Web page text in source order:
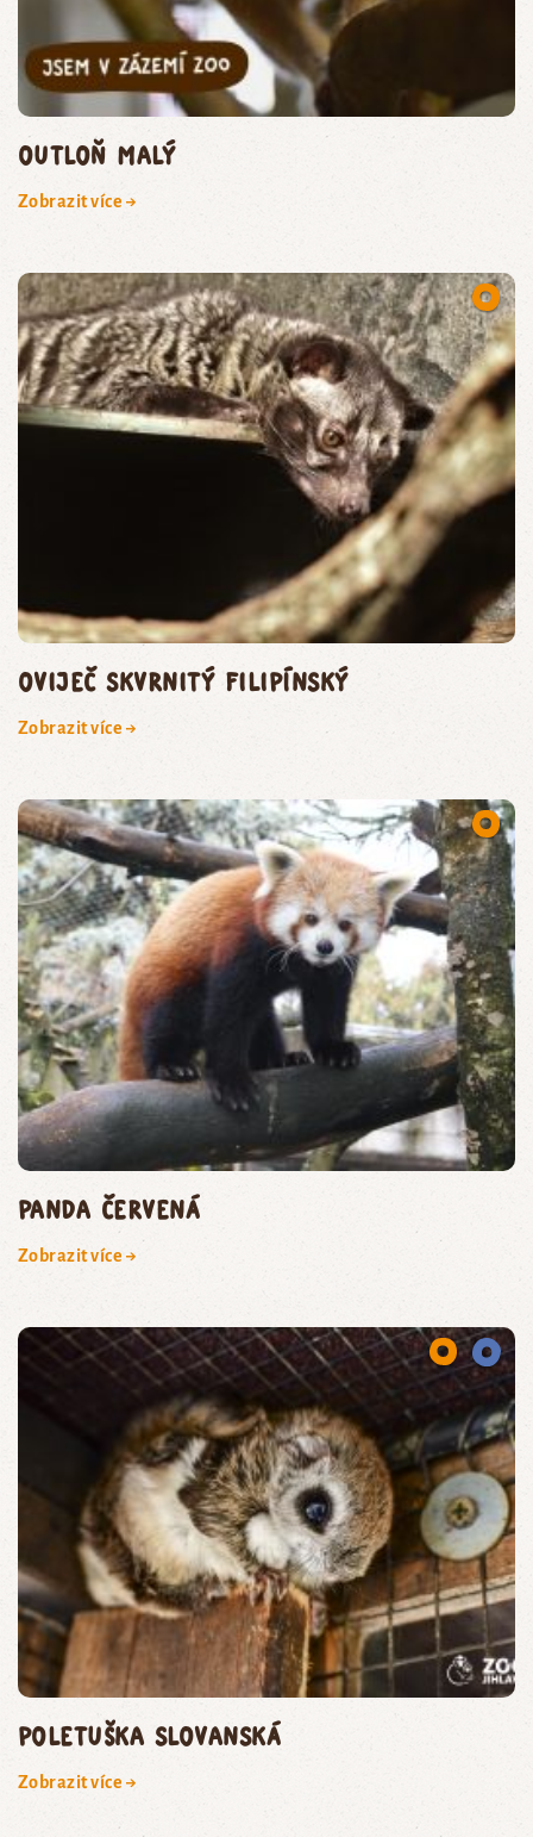
outloň malý
Zobrazit více →
oviječ skvrnitý filipínský
Zobrazit více →
panda červená
Zobrazit více →
poletuška slovanská
Zobrazit více →